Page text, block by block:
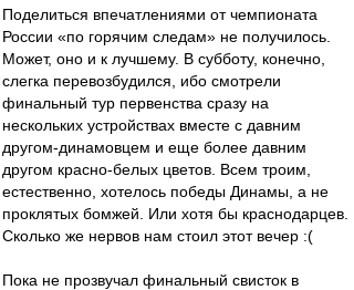
Поделиться впечатлениями от чемпионата
России «по горячим следам» не получилось.
Может, оно и к лучшему. В субботу, конечно,
слегка перевозбудился, ибо смотрели
финальный тур первенства сразу на
нескольких устройствах вместе с давним
другом-динамовцем и еще более давним
другом красно-белых цветов. Всем троим,
естественно, хотелось победы Динамы, а не
проклятых бомжей. Или хотя бы краснодарцев.
Сколько же нервов нам стоил этот вечер :(
Пока не прозвучал финальный свисток в